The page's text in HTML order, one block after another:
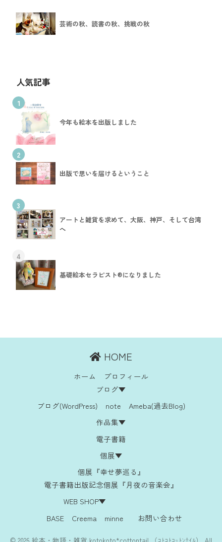
芸術の秋、読書の秋、挑戦の秋
人気記事
1
今年も絵本を出版しました
2
出版で思いを届けるということ
3
アートと雑貨を求めて、大阪、神戸、そして台湾
へ
4
基礎絵本セラピスト®︎になりました
HOME
ホーム
プロフィール
ブログ▼
ブログ(WordPress)
note
Ameba(過去Blog)
作品集▼
電子書籍
個展▼
個展『幸せ夢巡る』
電子書籍出版記念個展『月夜の音楽会』
WEB SHOP▼
BASE
Creema minne お問い合わせ